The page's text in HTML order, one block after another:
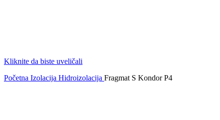
Kliknite da biste uveličali
Početna Izolacija Hidroizolacija Fragmat S Kondor P4